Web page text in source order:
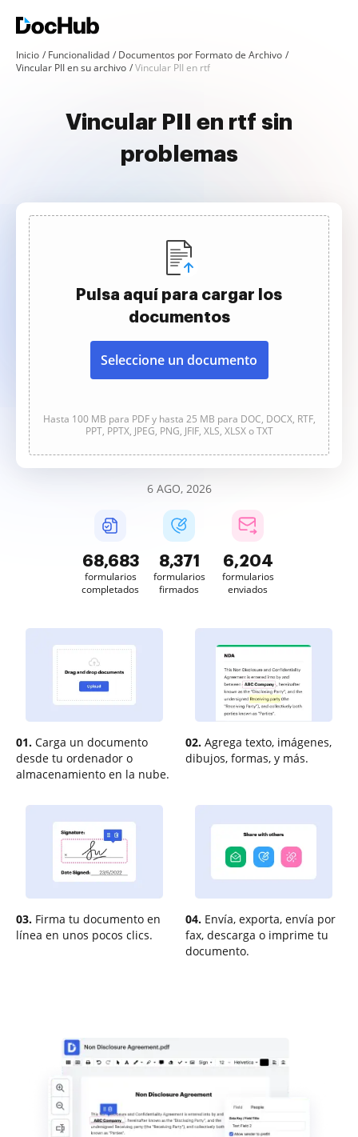
Inicio Funcionalidad
Documentos por Formato de Archivo
Vincular PII en su archivo
Vincular PII en rtf
Vincular PII en rtf sin
problemas
Pulsa aquí para cargar los
documentos
Seleccione un documento
Hasta 100 MB para PDF y hasta 25 MB para DOC, DOCX, RTF,
PPT, PPTX, JPEG, PNG, JFIF, XLS, XLSX o TXT
6 AGO, 2026
68,684
formularios
completados
8,371
formularios
firmados
6,204
formularios
enviados
01. Carga un documento
desde tu ordenador o
almacenamiento en la nube.
02. Agrega texto, imágenes,
dibujos, formas, y más.
03. Firma tu documento en
línea en unos pocos clics.
04. Envía, exporta, envía por
fax, descarga o imprime tu
documento.